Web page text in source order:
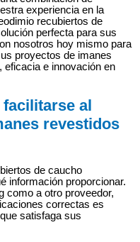
experiencia en la
recubiertos de
perfecta para sus
nosotros hoy mismo para
proyectos de imanes
eficacia e innovación en
al
revestidos
de caucho
información proporcionar.
como a otro proveedor,
correctas es
satisfaga sus